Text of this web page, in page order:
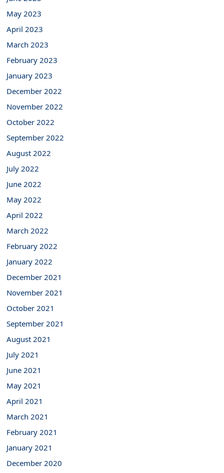
May 2023
April 2023
March 2023
February 2023
January 2023
December 2022
November 2022
October 2022
September 2022
August 2022
July 2022
June 2022
May 2022
April 2022
March 2022
February 2022
January 2022
December 2021
November 2021
October 2021
September 2021
August 2021
July 2021
June 2021
May 2021
April 2021
March 2021
February 2021
January 2021
December 2020